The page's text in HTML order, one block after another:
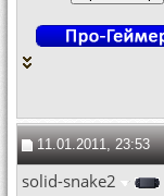
11.01.2011, 23:53
solid-snake2